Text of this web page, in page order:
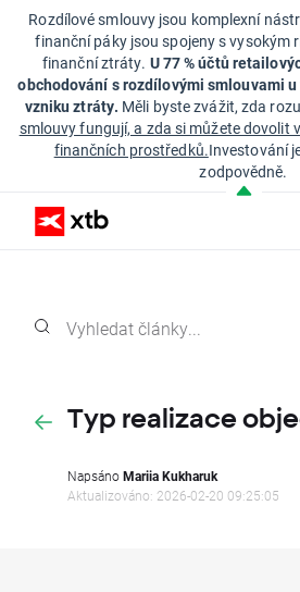
Rozdílové smlouvy jsou komplexní
finanční páky jsou spojeny s vysokým
finanční ztráty. U 77 % účtů
obchodování s rozdílovými smlouvami
vzniku ztráty. Měli byste zvážit, zda
smlouvy fungují, a zda si můžete dovolit
finančních prostředků.Investování
zodpovědně.
Typ realizace
NapsánoMariia Kukharuk
Aktualizováno: 2026-02-20 09:25:05